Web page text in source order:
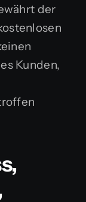
der
Kunden,